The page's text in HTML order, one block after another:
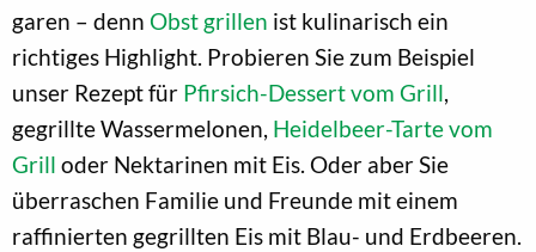
garen – denn Obst grillen ist kulinarisch ein
richtiges Highlight. Probieren Sie zum Beispiel
unser Rezept für Pfirsich-Dessert vom Grill,
gegrillte Wassermelonen, Heidelbeer-Tarte vom
Grill oder Nektarinen mit Eis. Oder aber Sie
überraschen Familie und Freunde mit einem
raffinierten gegrillten Eis mit Blau- und Erdbeeren.